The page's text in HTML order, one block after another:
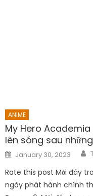
Season 6. Mới đây trong
hành của bộ anime My
đó, những thông tin